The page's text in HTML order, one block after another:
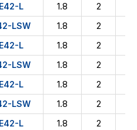
L 1.8 2
LSW 1.8 2
L 1.8 2
LSW 1.8 2
L 1.8 2
LSW 1.8 2
L 1.8 2